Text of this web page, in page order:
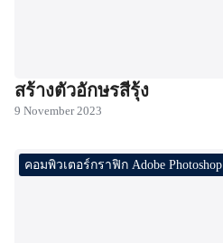
สร้างตัวอักษรสีรุ้ง
9 November 2023
คอมพิวเตอร์กราฟิก Adobe Photoshop